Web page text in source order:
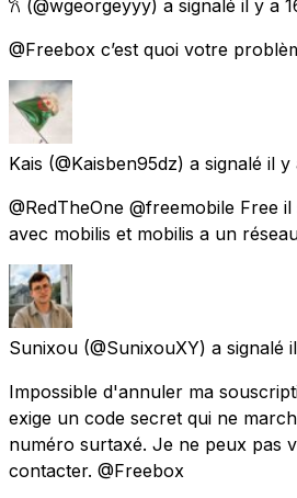
𐙚 (@wgeorgeyyy) a signalé il y a
@Freebox c’est quoi votre
Kais (@Kaisben95dz) a signalé il y
@RedTheOne @freemobile Free
avec mobilis et mobilis a un
Sunixou (@SunixouXY) a signalé
Impossible d'annuler ma
exige un code secret qui ne
numéro surtaxé. Je ne peux pas
contacter. @Freebox